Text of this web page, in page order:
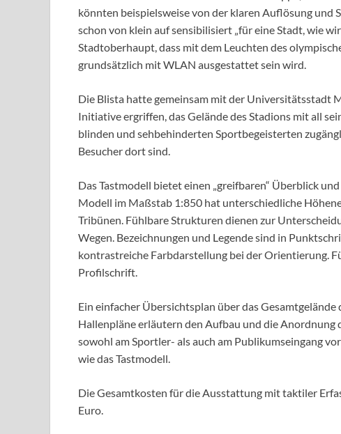
könnten beispielsweise von der klaren Auflösung
schon von klein auf sensibilisiert „für eine Stadt, wie
Stadtoberhaupt, dass mit dem Leuchten des
grundsätzlich mit WLAN ausgestattet sein wird.
Die Blista hatte gemeinsam mit der Universitätsstadt
Initiative ergriffen, das Gelände des Stadions mit all
blinden und sehbehinderten Sportbegeisterten
Besucher dort sind.
Das Tastmodell bietet einen „greifbaren“ Überblick
Modell im Maßstab 1:850 hat unterschiedliche
Tribünen. Fühlbare Strukturen dienen zur
Wegen. Bezeichnungen und Legende sind in
kontrastreiche Farbdarstellung bei der Orientierung.
Profilschrift.
Ein einfacher Übersichtsplan über das
Hallenpläne erläutern den Aufbau und die Anordnung
sowohl am Sportler- als auch am Publikumseingang
wie das Tastmodell.
Die Gesamtkosten für die Ausstattung mit taktiler
Euro.